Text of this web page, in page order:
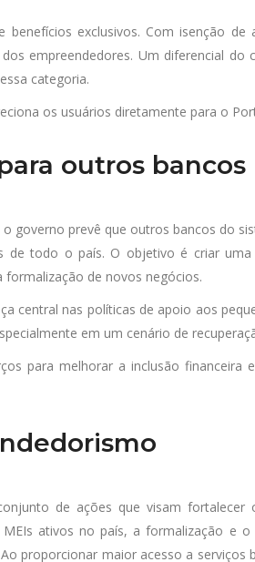
exclusivos. Com isenção
empreendedores. Um diferencial
categoria.
os usuários diretamente para o
outros bancos
governo prevê que outros bancos do
de todo o país. O objetivo é criar
de novos negócios.
central nas políticas de apoio aos
em um cenário de
para melhorar a inclusão
de ações que visam fortalecer
ativos no país, a formalização e
proporcionar maior acesso a